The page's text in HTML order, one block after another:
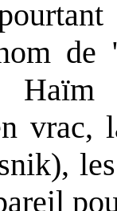
de
vrac,